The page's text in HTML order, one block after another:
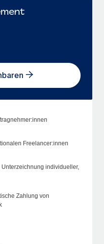
Freelancer:innen
individueller,
Zahlung von